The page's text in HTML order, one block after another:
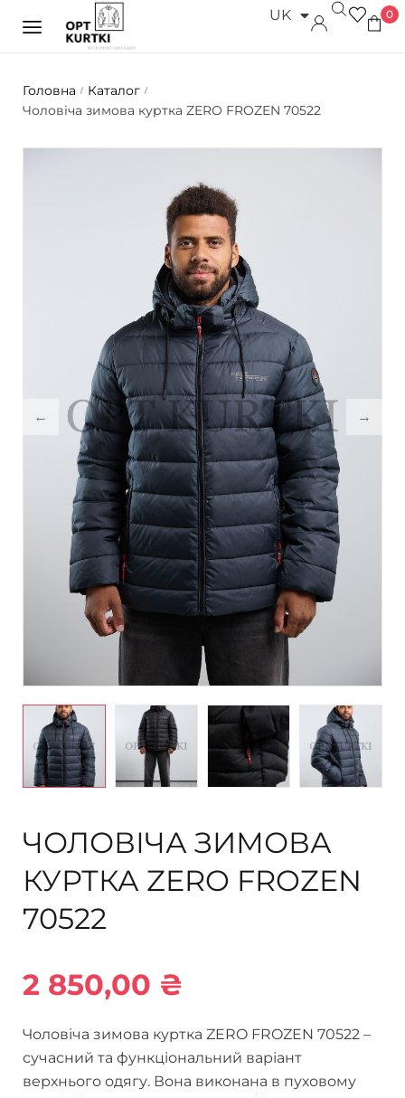
UK
RU 0
Головна / Каталог /
Чоловіча зимова куртка ZERO FROZEN 70522
ЧОЛОВІЧА ЗИМОВА
КУРТКА ZERO FROZEN
70522
2 850,00 ₴
Чоловіча зимова куртка ZERO FROZEN 70522 –
сучасний та функціональний варіант
верхнього одягу. Вона виконана в пуховому